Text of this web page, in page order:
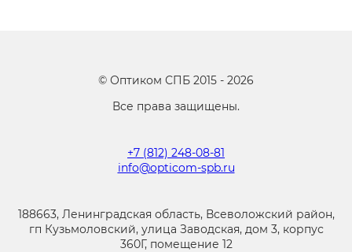
© Оптиком СПБ 2015 - 2026
Все права защищены.
+7 (812) 248-08-81
info@opticom-spb.ru
188663, Ленинградская область, Всеволожский район,
гп Кузьмоловский, улица Заводская, дом 3, корпус
360Г, помещение 12